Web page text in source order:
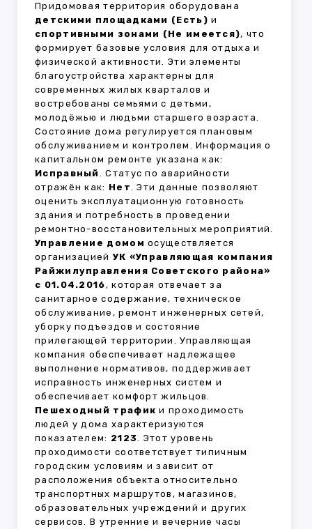
Придомовая территория оборудована
детскими площадками (Есть) и
спортивными зонами (Не имеется), что
формирует базовые условия для отдыха и
физической активности. Эти элементы
благоустройства характерны для
современных жилых кварталов и
востребованы семьями с детьми,
молодёжью и людьми старшего возраста.
Состояние дома регулируется плановым
обслуживанием и контролем. Информация о
капитальном ремонте указана как:
Исправный . Статус по аварийности
отражён как: Нет. Эти данные позволяют
оценить эксплуатационную готовность
здания и потребность в проведении
ремонтно-восстановительных мероприятий.
Управление домом осуществляется
организациейУК «Управляющая компания
Райжилуправления Советского района»
с 01.04.2016, которая отвечает за
санитарное содержание, техническое
обслуживание, ремонт инженерных сетей,
уборку подъездов и состояние
прилегающей территории. Управляющая
компания обеспечивает надлежащее
выполнение нормативов, поддерживает
исправность инженерных систем и
обеспечивает комфорт жильцов.
Пешеходный трафик и проходимость
людей у дома характеризуются
показателем: 2123. Этот уровень
проходимости соответствует типичным
городским условиям и зависит от
расположения объекта относительно
транспортных маршрутов, магазинов,
образовательных учреждений и других
сервисов. В утренние и вечерние часы